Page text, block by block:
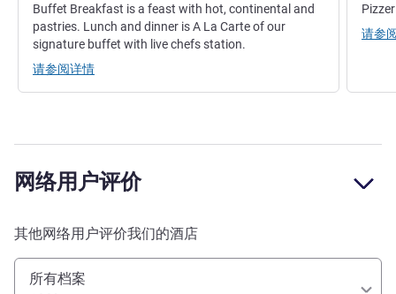
Buffet Breakfast is a feast with hot, continental and
pastries. Lunch and dinner is A La Carte of our
signature buffet with live chefs station.
请参阅详情
请参
网络用户评价
其他网络用户评价我们的酒店
所有档案